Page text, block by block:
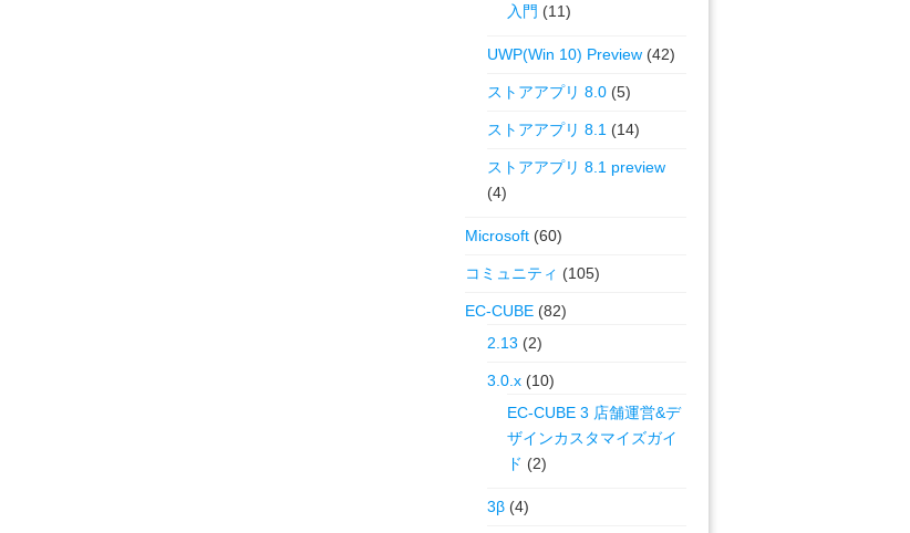
入門 (11)
UWP(Win 10) Preview (42)
ストアアプリ 8.0 (5)
ストアアプリ 8.1 (14)
ストアアプリ 8.1 preview
(4)
Microsoft (60)
コミュニティ (105)
EC-CUBE (82)
2.13 (2)
3.0.x (10)
EC-CUBE 3 店舗運営&デ
ザインカスタマイズガイ
ド (2)
3β (4)